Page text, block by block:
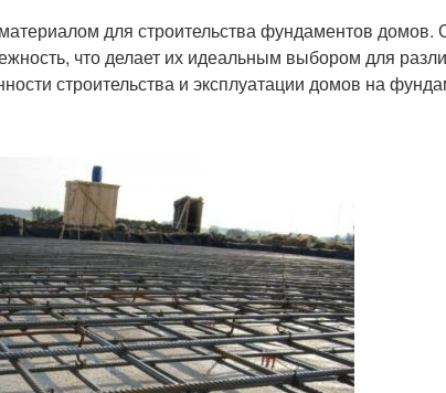
для строительства фундаментов домов.
что делает их идеальным выбором для
строительства и эксплуатации домов на